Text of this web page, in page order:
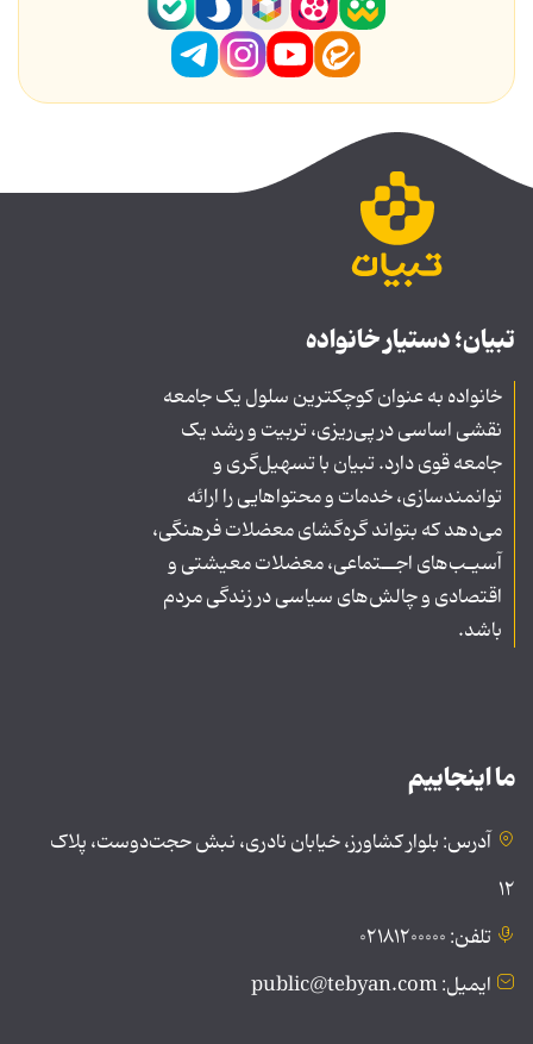
تبیان؛ دستیار خانواده
خانواده به عنوان کوچکترین سلول یک جامعه
نقشی اساسی در پی‌ریزی، تربیت و رشد یک
جامعه قوی دارد. تبیان با تسهیل‌گری و
توانمندسازی، خدمات و محتواهایی را ارائه
می‌دهد که بتواند گره‌گشای معضلات فرهنگی،
آسیـب‌های اجــتماعی، معضلات معیشتی و
اقتصادی و چالش‌های سیاسی در زندگی مردم
باشد.
ما اینجاییم
آدرس: بلوار کشاورز، خیابان نادری، نبش حجت‌دوست، پلاک
۱۲
تلفن: ۰۲۱۸۱۲۰۰۰۰۰
ایمیل: public@tebyan.com